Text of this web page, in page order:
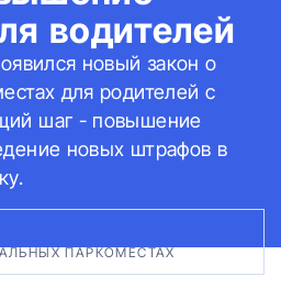
водителей
новый закон о
для родителей с
шаг - повышение
новых штрафов в
ПАРКОМЕСТАХ